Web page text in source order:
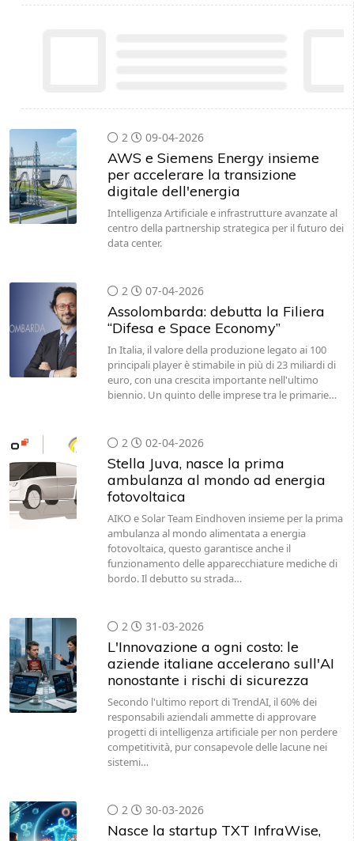
2 09-04-2026
AWS e Siemens Energy insieme
per accelerare la transizione
digitale dell'energia
Intelligenza Artificiale e infrastrutture avanzate al
centro della partnership strategica per il futuro dei
data center.
2 07-04-2026
Assolombarda: debutta la Filiera
“Difesa e Space Economy”
In Italia, il valore della produzione legato ai 100
principali player è stimabile in più di 23 miliardi di
euro, con una crescita importante nell'ultimo
biennio. Un quinto delle imprese tra le primarie…
2 02-04-2026
Stella Juva, nasce la prima
ambulanza al mondo ad energia
fotovoltaica
AIKO e Solar Team Eindhoven insieme per la prima
ambulanza al mondo alimentata a energia
fotovoltaica, questo garantisce anche il
funzionamento delle apparecchiature mediche di
bordo. Il debutto su strada…
2 31-03-2026
L'Innovazione a ogni costo: le
aziende italiane accelerano sull'AI
nonostante i rischi di sicurezza
Secondo l'ultimo report di TrendAI, il 60% dei
responsabili aziendali ammette di approvare
progetti di intelligenza artificiale per non perdere
competitività, pur consapevole delle lacune nei
sistemi…
2 30-03-2026
Nasce la startup TXT InfraWise,